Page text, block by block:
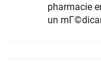
pharmacie
un